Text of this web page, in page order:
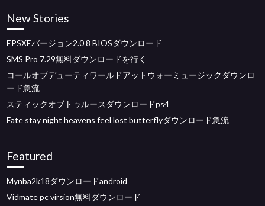
New Stories
EPSXEバージョン2.0 8 BIOSダウンロード
SMS Pro 7.29無料ダウンロードを行く
コールオブデューティワールドアットウォーミュージックダウンロ
ード急流
スティックオブトゥルースダウンロードps4
Fate stay night heavens feel lost butterflyダウンロード急流
Featured
Mynba2k18ダウンロードandroid
Vidmate pc virsion無料ダウンロード